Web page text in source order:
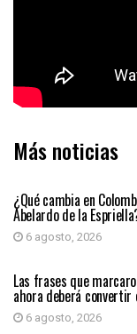
Más noticias
¿Qué cambia en
Abelardo de la
6 agosto, 2026
PRIMER PLANO
Las frases que
ahora deberá convertir
6 agosto, 2026